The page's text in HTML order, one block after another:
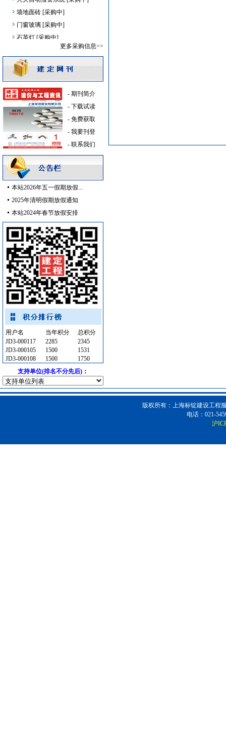
墙地面砖 [采购中]
门窗玻璃 [采购中]
石英灯 [采购中]
墙地面砖
卫浴洁具 [采购中]
消防火警 [采购中]
空调设备
[采购中]
供水设备 [采购中]
安全防范 [采购中]
卫浴洁具 [采购中]
装饰石材
PVC窗帘
[采购中]
照明灯具 [采购中]
重交沥青 [采购中]
钢结构 [采购中]
电线电缆 [采购中]
灯盘 [采购中]
电线电缆 [采购中]
防水防腐 [采购中]
阀门组件室外排水等 [采购中]
钢质防火门 [采购中]
防火隔热 [采购中]
钢材 [采购中]
变频给水设备 [采购中]
隔汽层材料 [采购中]
装修材料
[采购中]
低压配电房 [采购中]
石材木材 [采购中]
变配电 [采购中]
更多采购信息>>
- 期刊简介
- 下载试读
- 免费获取
- 我要刊登
- 联系我们
本站2026年五一假期放假...
2025年清明假期放假通知
本站2024年春节放假安排
用户名 当年积分
总积分
JD3-000117
2285
2345
JD3-000105
1500
1531
JD3-000108
1500
1750
支持单位(排名不分先后)：
版权所有：上海标锭建设工程
电话：021-
沪